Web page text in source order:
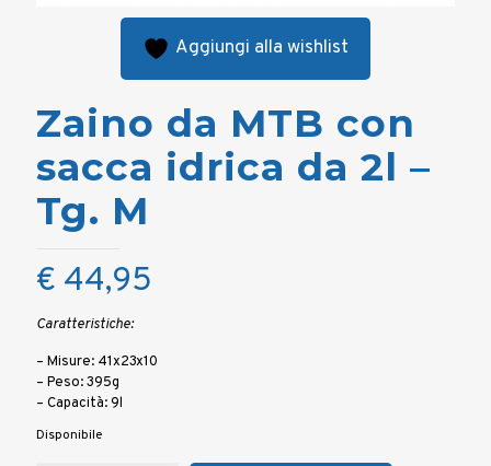
Aggiungi alla wishlist
Zaino da MTB con
sacca idrica da 2l –
Tg. M
€ 44,95
Caratteristiche:
– Misure: 41x23x10
– Peso: 395g
– Capacità: 9l
Disponibile